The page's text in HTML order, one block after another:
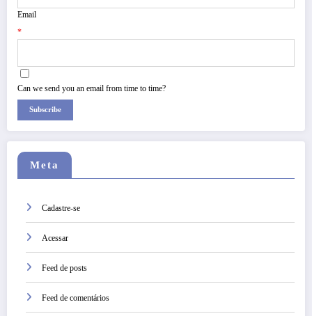
Email
*
Can we send you an email from time to time?
Subscribe
Meta
Cadastre-se
Acessar
Feed de posts
Feed de comentários